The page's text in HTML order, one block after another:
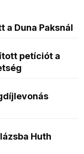
Duna Paksnál
petíciót a
Huth